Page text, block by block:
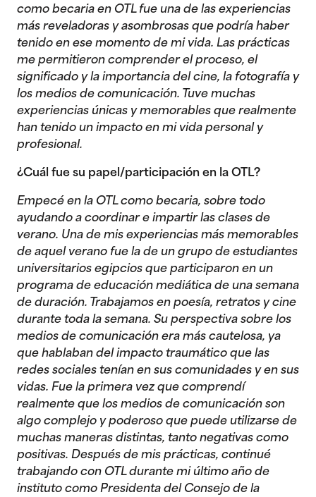
como becaria en OTL fue una de las experiencias
más reveladoras y asombrosas que podría haber
tenido en ese momento de mi vida. Las prácticas
me permitieron comprender el proceso, el
significado y la importancia del cine, la fotografía y
los medios de comunicación. Tuve muchas
experiencias únicas y memorables que realmente
han tenido un impacto en mi vida personal y
profesional.
¿Cuál fue su papel/participación en la OTL?
Empecé en la OTL como becaria, sobre todo
ayudando a coordinar e impartir las clases de
verano. Una de mis experiencias más memorables
de aquel verano fue la de un grupo de estudiantes
universitarios egipcios que participaron en un
programa de educación mediática de una semana
de duración. Trabajamos en poesía, retratos y cine
durante toda la semana. Su perspectiva sobre los
medios de comunicación era más cautelosa, ya
que hablaban del impacto traumático que las
redes sociales tenían en sus comunidades y en sus
vidas. Fue la primera vez que comprendí
realmente que los medios de comunicación son
algo complejo y poderoso que puede utilizarse de
muchas maneras distintas, tanto negativas como
positivas. Después de mis prácticas, continué
trabajando con OTL durante mi último año de
instituto como Presidenta del Consejo de la